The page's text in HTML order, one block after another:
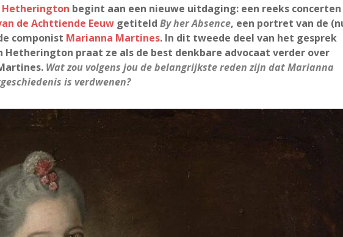
Hetherington begint aan een nieuwe uitdaging: een reeks concerten
de Achttiende Eeuw getiteld By her Absence, een portret van de
componist Marianna Martines. In dit tweede deel van het gesprek
Hetherington praat ze als de best denkbare advocaat verder over
Wat zou volgens jou de belangrijkste reden zijn dat Marianna
is verdwenen?